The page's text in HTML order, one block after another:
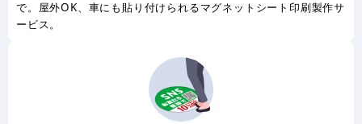
で。屋外OK、車にも貼り付けられるマグネットシート印刷製作サ
ービス。